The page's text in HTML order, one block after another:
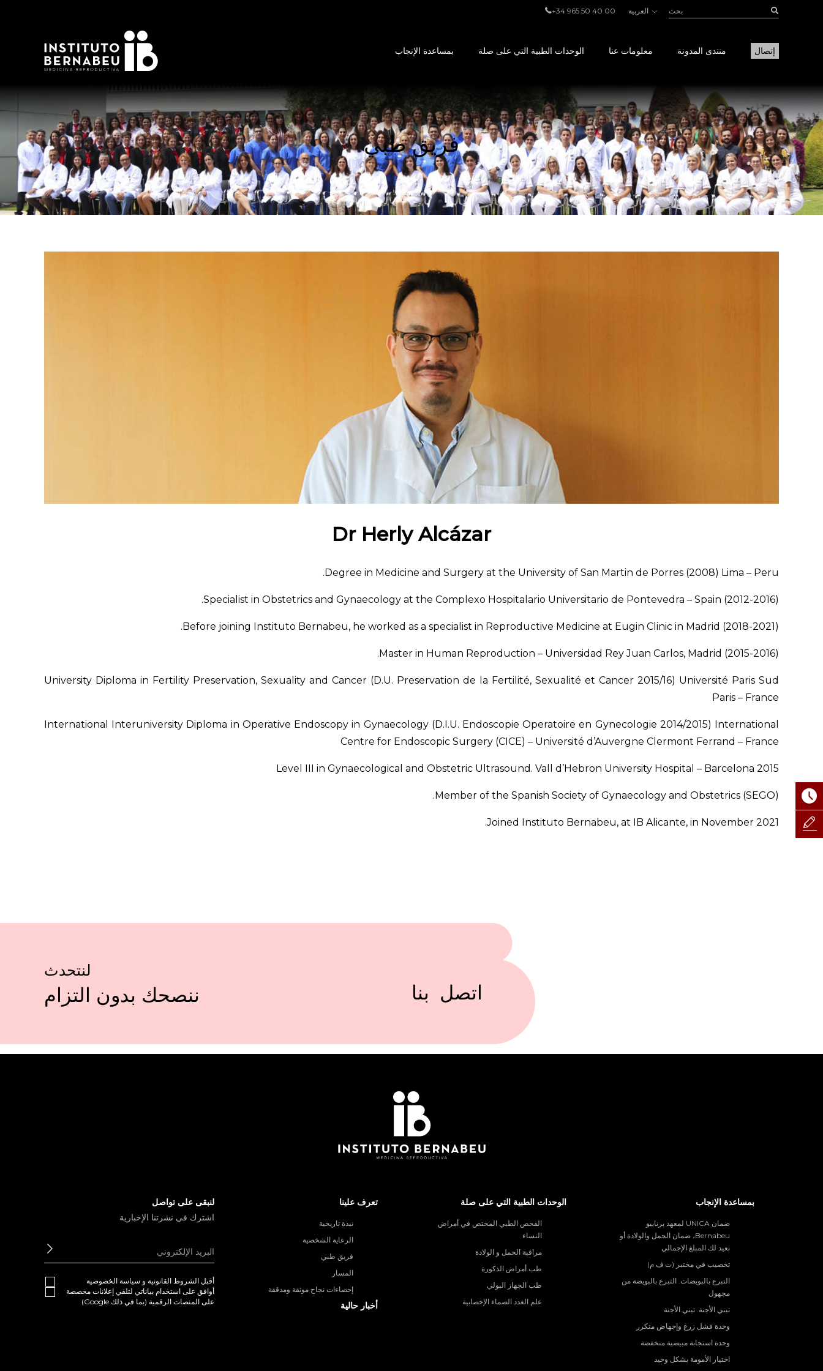
+34 965 50 40 00
بمساعدة الإنجاب الوحدات الطبية التي على صلة معلومات عنا منتدى المدونة إتصال
فريق طبي
Dr Herly Alcázar
Degree in Medicine and Surgery at the University of San Martin de Porres (2008) Lima – Peru.
Specialist in Obstetrics and Gynaecology at the Complexo Hospitalario Universitario de Pontevedra – Spain (2012-2016).
Before joining Instituto Bernabeu, he worked as a specialist in Reproductive Medicine at Eugin Clinic in Madrid (2018-2021).
Master in Human Reproduction – Universidad Rey Juan Carlos, Madrid (2015-2016).
University Diploma in Fertility Preservation, Sexuality and Cancer (D.U. Preservation de la Fertilité, Sexualité et Cancer 2015/16) Université Paris Sud
Paris – France
International Interuniversity Diploma in Operative Endoscopy in Gynaecology (D.I.U. Endoscopie Operatoire en Gynecologie 2014/2015) International
Centre for Endoscopic Surgery (CICE) – Université d’Auvergne Clermont Ferrand – France
Level III in Gynaecological and Obstetric Ultrasound. Vall d’Hebron University Hospital – Barcelona 2015
Member of the Spanish Society of Gynaecology and Obstetrics (SEGO).
Joined Instituto Bernabeu, at IB Alicante, in November 2021.
لنتحدث
ننصحك بدون التزام اتصل بنا
بمساعدة الإنجاب
ضمان UNICA لمعهد برنابيو
Bernabeu، ضمان الحمل والولادة أو
نعيد لك المبلغ الإجمالي
تخصيب في مختبر (ت ف م)
التبرع بالبويضات. التبرع بالبويضة من
مجهول
تبني الأجنة. تبني.الأجنة
وحدة فشل زرع وإجهاض متكرر
وحدة استجابة مبيضية منخفضة
اختيار الأمومة بشكل وحيد
الوحدات الطبية التي على صلة
الفحص الطبي المختص في أمراض
النساء
مراقبة الحمل و الولادة
طب أمراض الذكورة
طب الجهاز البولي
علم الغدد الصماء الإخصابية
تعرف علينا
نبذة تاريخية
الرعاية الشخصية
فريق طبي
المسار
إحصاءات نجاح موثقة ومدققة
أخبار حالية
لنبقى على تواصل
اشترك في نشرتنا الإخبارية
أقبلالشروط القانونية و سياسة الخصوصية
أوافق على استخدام بياناتي لتلقي إعلانات مخصصة
على المنصات الرقمية (بما في ذلك Google)